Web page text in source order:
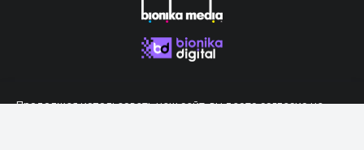
Продолжая использовать наш сайт, вы даете согласие на